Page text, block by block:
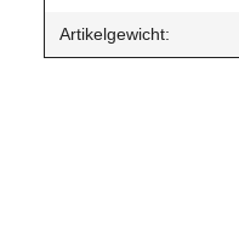
Artikelgewicht: